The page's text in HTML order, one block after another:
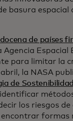
basura espacial
de países
Agencia Espacial
para limitar la
la NASA
de
los riesgos de
encontrar formas